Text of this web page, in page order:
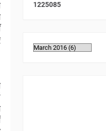
1225085